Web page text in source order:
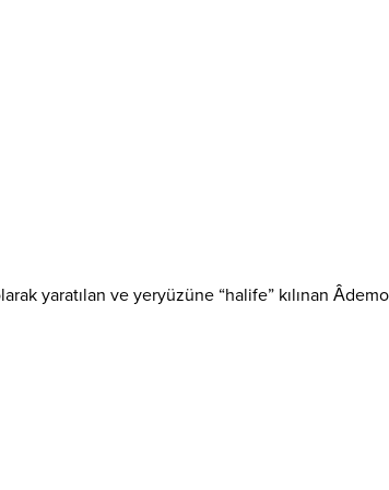
yaratılan ve yeryüzüne “halife” kılınan